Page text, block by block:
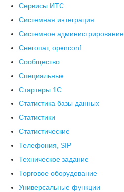
Сервисы ИТС
Системная интеграция
Системное администрирование
Снегопат, openconf
Сообщество
Специальные
Стартеры 1С
Статистика базы данных
Статистики
Статистические
Телефония, SIP
Техническое задание
Торговое оборудование
Универсальные функции